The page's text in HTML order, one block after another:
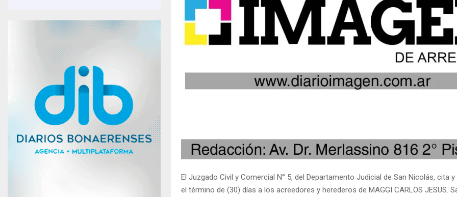
El Juzgado Civil y Comercial N° 5, del Departamento Judicial de San Nicolás, cita
el término de (30) días a los acreedores y herederos de MAGGI CARLOS JESUS.